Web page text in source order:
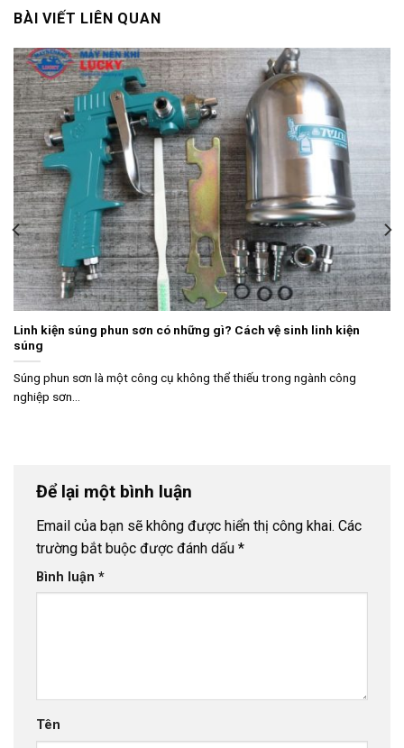
BÀI VIẾT LIÊN QUAN
Linh kiện súng phun sơn có những gì? Cách vệ sinh linh kiện
súng
Súng phun sơn là một công cụ không thể thiếu trong ngành công
nghiệp sơn...
Để lại một bình luận
Email của bạn sẽ không được hiển thị công khai. Các
trường bắt buộc được đánh dấu *
Bình luận *
Tên